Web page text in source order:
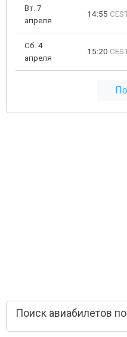
Вт. 7
апреля
14:55
Сб. 4
апреля
15:20
Поиск авиабилетов